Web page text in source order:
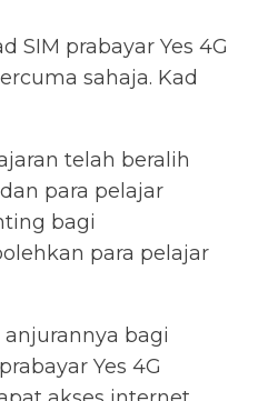
SIM prabayar Yes 4G
sahaja. Kad
telah beralih
para pelajar
bagi
para pelajar
bagi
Yes 4G